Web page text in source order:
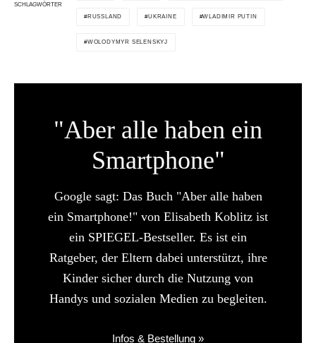
SCHLAGWÖRTER
RUSSLAND UKRAINE WLADIMIR PUTIN
WOLODYMYR SELENSKYJ
"Aber alle haben ein
Smartphone"
Google sagt: Das Buch "Aber alle haben
ein Smartphone!" von Elisabeth Koblitz ist
ein SPIEGEL-Bestseller. Es ist ein
Ratgeber, der Eltern dabei unterstützt, ihre
Kinder sicher durch die Nutzung von
Handys und sozialen Medien zu begleiten.
Infos & Bestellung »